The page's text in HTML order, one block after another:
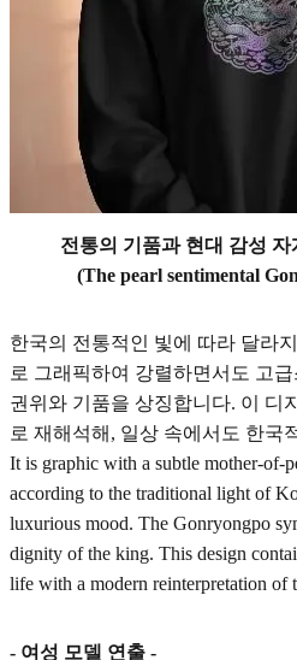
전통의 기품과 현대 감성
(The pearl sentimental
한국의 전통적인 빛에 따라 달라
로 그래픽하여 강렬하면서도 고
권위와 기품을 상징합니다. 이 디
로 재해석해, 일상 속에서도 한국
It is graphic with a subtle mother-of-
according to the traditional light of
luxurious mood. The Gonryongpo
dignity of the king. This design
life with a modern reinterpretation of
- 여성 모델 연출 -